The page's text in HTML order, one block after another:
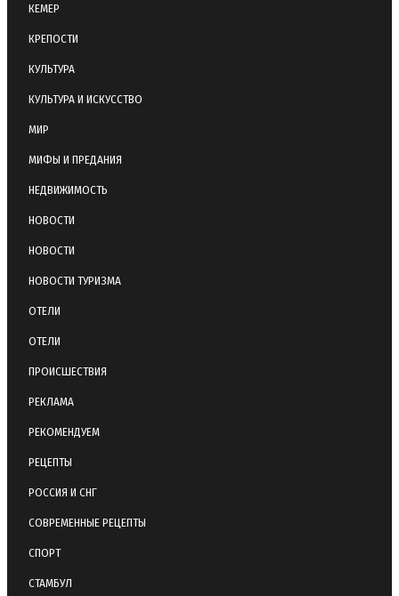
КЕМЕР
КРЕПОСТИ
КУЛЬТУРА
КУЛЬТУРА И ИСКУССТВО
МИР
МИФЫ И ПРЕДАНИЯ
НЕДВИЖИМОСТЬ
НОВОСТИ
НОВОСТИ
НОВОСТИ ТУРИЗМА
ОТЕЛИ
ОТЕЛИ
ПРОИСШЕСТВИЯ
РЕКЛАМА
РЕКОМЕНДУЕМ
РЕЦЕПТЫ
РОССИЯ И СНГ
СОВРЕМЕННЫЕ РЕЦЕПТЫ
СПОРТ
СТАМБУЛ